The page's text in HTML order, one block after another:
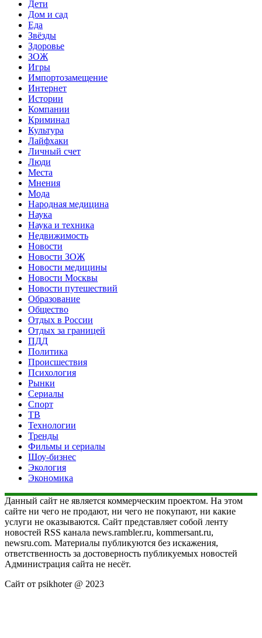
Дети
Дом и сад
Еда
Звёзды
Здоровье
ЗОЖ
Игры
Импортозамещение
Интернет
Истории
Компании
Криминал
Культура
Лайфхаки
Личный счет
Люди
Места
Мнения
Мода
Народная медицина
Наука
Наука и техника
Недвижимость
Новости
Новости ЗОЖ
Новости медицины
Новости Москвы
Новости путешествий
Образование
Общество
Отдых в России
Отдых за границей
ПДД
Политика
Происшествия
Психология
Рынки
Сериалы
Спорт
ТВ
Технологии
Тренды
Фильмы и сериалы
Шоу-бизнес
Экология
Экономика
Данный сайт не является коммерческим проектом. На этом
сайте ни чего не продают, ни чего не покупают, ни какие
услуги не оказываются. Сайт представляет собой ленту
новостей RSS канала news.rambler.ru, kommersant.ru,
newsru.com. Материалы публикуются без искажения,
ответственность за достоверность публикуемых новостей
Администрация сайта не несёт.
Сайт от psikhoter @ 2023